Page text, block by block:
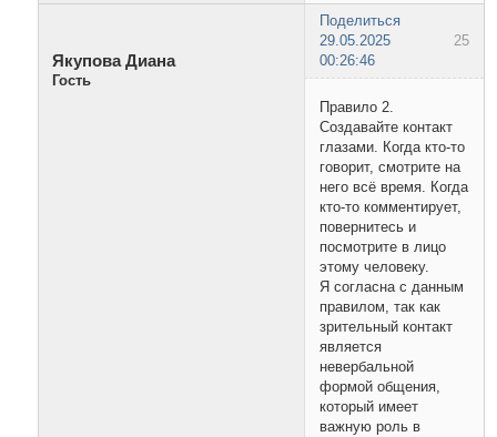
Поделиться
25
29.05.2025
00:26:46
Якупова Диана
Гость
Правило 2.
Создавайте контакт
глазами. Когда кто-то
говорит, смотрите на
него всё время. Когда
кто-то комментирует,
повернитесь и
посмотрите в лицо
этому человеку.
Я согласна с данным
правилом, так как
зрительный контакт
является
невербальной
формой общения,
который имеет
важную роль в